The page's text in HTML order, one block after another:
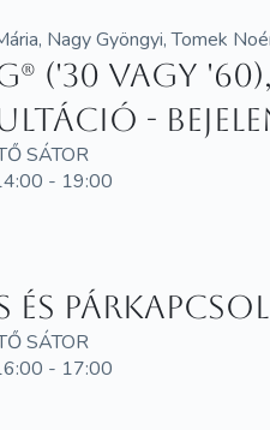
Nagy Gyöngyi, Tomek
('30 vagy
-
SÁTOR
- 19:00
és
SÁTOR
- 17:00